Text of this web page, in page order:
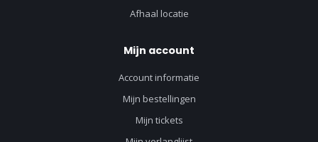
Afhaal locatie
Mijn account
Account informatie
Mijn bestellingen
Mijn tickets